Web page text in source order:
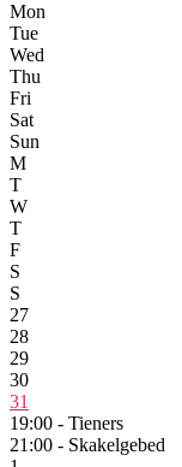
Mon
Tue
Wed
Thu
Fri
Sat
Sun
M
T
W
T
F
S
S
27
28
29
30
31
19:00 - Tieners
21:00 - Skakelgebed